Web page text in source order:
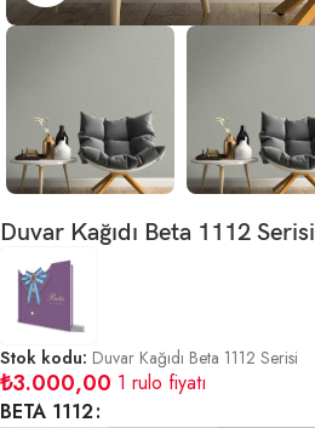
Duvar Kağıdı Beta 1112 Serisi
Stok kodu: Duvar Kağıdı Beta 1112 Serisi
₺3.000,00 1 rulo fiyatı
BETA 1112